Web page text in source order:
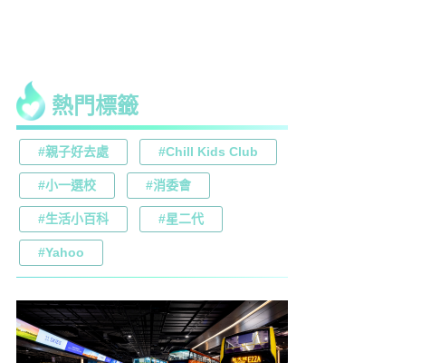
熱門標籤
#親子好去處 #Chill Kids Club
#小一選校 #消委會
#生活小百科 #星二代
#Yahoo